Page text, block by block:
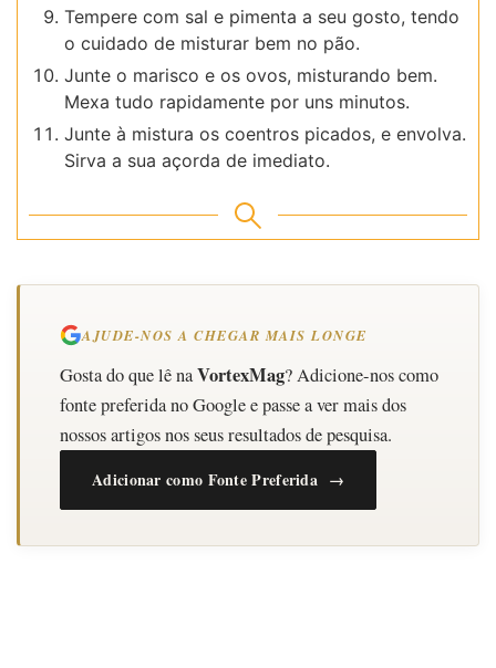
Tempere com sal e pimenta a seu gosto, tendo
o cuidado de misturar bem no pão.
Junte o marisco e os ovos, misturando bem.
Mexa tudo rapidamente por uns minutos.
Junte à mistura os coentros picados, e envolva.
Sirva a sua açorda de imediato.
AJUDE-NOS A CHEGAR MAIS LONGE
Gosta do que lê naVortexMag? Adicione-nos como
fonte preferida no Google e passe a ver mais dos
nossos artigos nos seus resultados de pesquisa.
Adicionar como Fonte Preferida →